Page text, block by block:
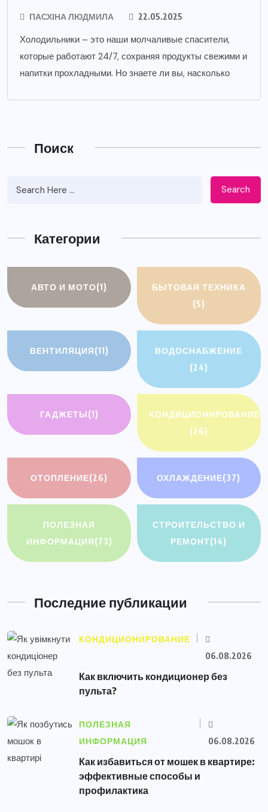
ПАСХІНА ЛЮДМИЛА 22.05.2025
Холодильники – это наши молчаливые спасители,
которые работают 24/7, сохраняя продукты свежими и
напитки прохладными. Но знаете ли вы, насколько
Поиск
Search
Категории
АВТО И МОТО(1)
БЫТОВАЯ ТЕХНИКА
(5)
ВЕНТИЛЯЦИЯ(11)
ВОДОСНАБЖЕНИЕ
(24)
ГАДЖЕТЫ(1)
КОНДИЦИОНИРОВАНИЕ
(26)
ОТОПЛЕНИЕ(26) ОХЛАЖДЕНИЕ(37)
ПОЛЕЗНАЯ
ИНФОРМАЦИЯ(73)
СТРОИТЕЛЬСТВО И
РЕМОНТ(14)
Последние публикации
КОНДИЦИОНИРОВАНИЕ
06.08.2026
Как включить кондиционер без
пульта?
ПОЛЕЗНАЯ
ИНФОРМАЦИЯ
06.08.2026
Как избавиться от мошек в квартире:
эффективные способы и
профилактика